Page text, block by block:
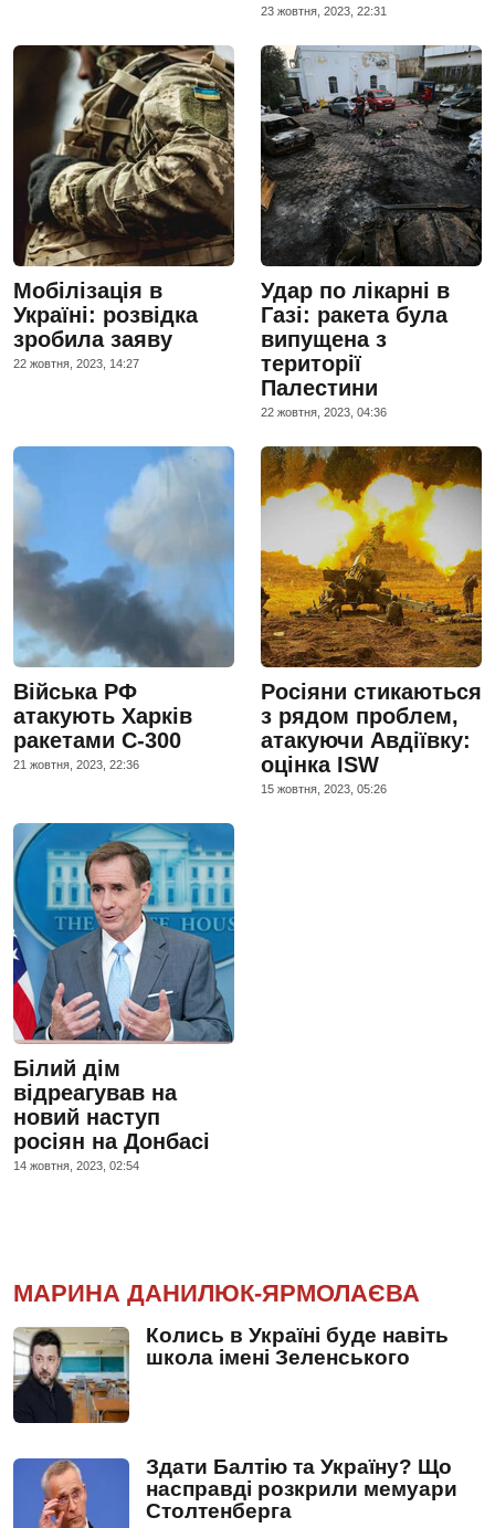
23 жовтня, 2023, 22:31
Мобілізація в
Україні: розвідка
зробила заяву
22 жовтня, 2023, 14:27
Удар по лікарні в
Газі: ракета була
випущена з
території
Палестини
22 жовтня, 2023, 04:36
Війська РФ
атакують Харків
ракетами С-300
21 жовтня, 2023, 22:36
Росіяни стикаються
з рядом проблем,
атакуючи Авдіївку:
оцінка ISW
15 жовтня, 2023, 05:26
Білий дім
відреагував на
новий наступ
росіян на Донбасі
14 жовтня, 2023, 02:54
МАРИНА ДАНИЛЮК-ЯРМОЛАЄВА
Колись в Україні буде навіть
школа імені Зеленського
Здати Балтію та Україну? Що
насправді розкрили мемуари
Столтенберга